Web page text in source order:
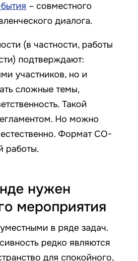
– совместного
диалога.
(в частности, работы
подтверждают:
участников, но и
сложные темы,
Такой
Но можно
естественно. Формат СО-
работы.
нужен
мероприятия
в ряде задач.
редко являются
для спокойного,